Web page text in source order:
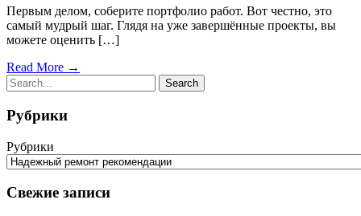
Первым делом, соберите портфолио работ. Вот честно, это
самый мудрый шаг. Глядя на уже завершённые проекты, вы
можете оценить […]
Read More →
Рубрики
Рубрики
Свежие записи